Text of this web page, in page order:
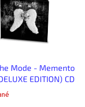
Mode - Memento
EDITION) CD